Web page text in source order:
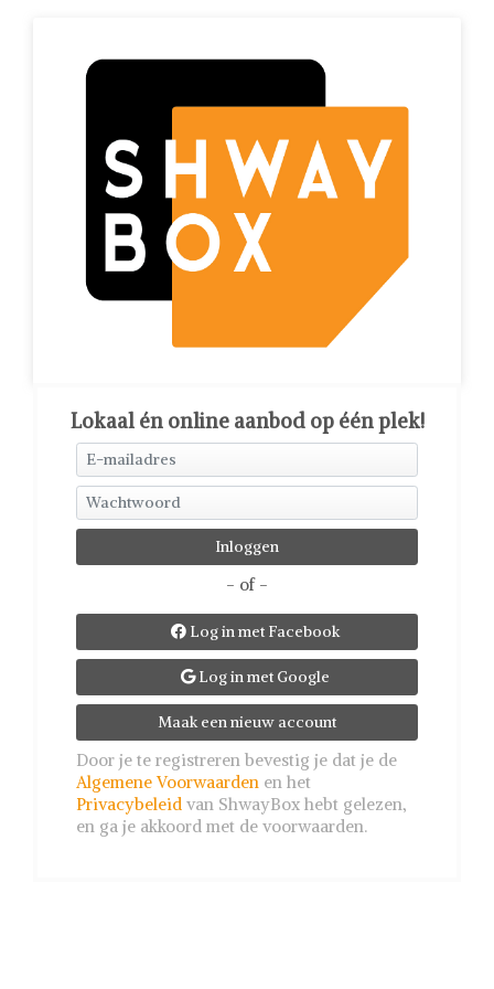
Lokaal én online aanbod op één plek!
- of -
Log in met Facebook
Log in met Google
Maak een nieuw account
Door je te registreren bevestig je dat je de
Algemene Voorwaarden en het
Privacybeleid van ShwayBox hebt gelezen,
en ga je akkoord met de voorwaarden.